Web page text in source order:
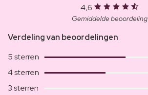
4,6
Gemiddelde beoordeling
Verdeling van beoordelingen
5 sterren
4 sterren
3 sterren